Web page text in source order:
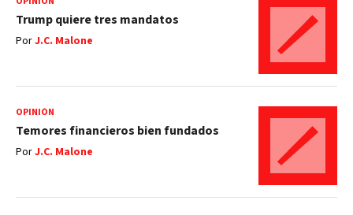
Trump quiere tres mandatos
PorJ.C. Malone
OPINIÓN
Temores financieros bien fundados
PorJ.C. Malone